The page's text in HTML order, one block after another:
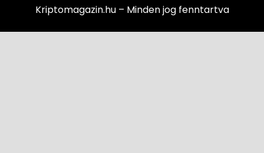
Kriptomagazin.hu – Minden jog fenntartva